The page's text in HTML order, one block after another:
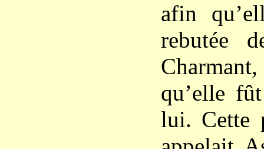
afin
rebutée
qu’elle
lui. Cette